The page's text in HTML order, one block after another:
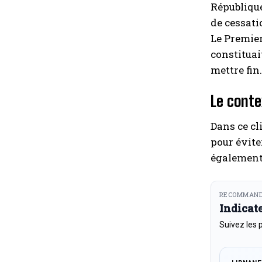
de
Le
mettre fin.
Le
Dans ce
pour
Suivez les